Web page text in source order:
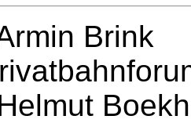
Brink